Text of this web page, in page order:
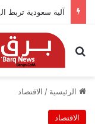
آلية سعودية تربط
بحث عن
الرئيسية / الاقتصاد
الاقتصاد